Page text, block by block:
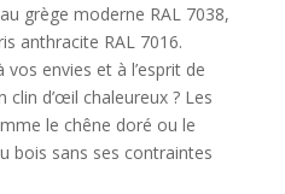
grège moderne RAL 7038,
anthracite RAL 7016.
vos envies et à l’esprit de
clin d’œil chaleureux ? Les
le chêne doré ou le
bois sans ses contraintes